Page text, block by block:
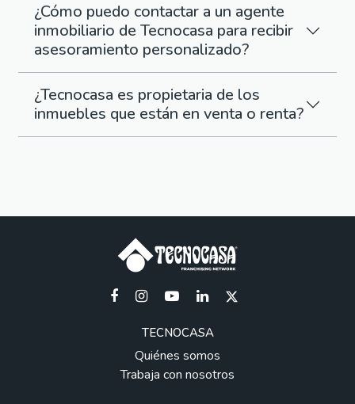
¿Cómo puedo contactar a un agente
inmobiliario de Tecnocasa para recibir
asesoramiento personalizado?
¿Tecnocasa es propietaria de los
inmuebles que están en venta o renta?
TECNOCASA
Quiénes somos
Trabaja con nosotros